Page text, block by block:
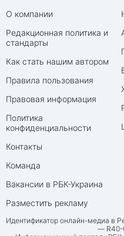
О компании
Редакционная политика и
стандарты
Как стать нашим автором
Правила пользования
Правовая информация
Политика
конфиденциальности
Контакты
Команда
Вакансии в РБК-Украина
Разместить рекламу
Идентификатор онлайн-медиа в
— R40-